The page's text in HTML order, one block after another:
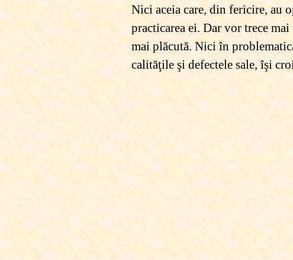
Nici aceia care, din fericire, au
practicarea ei. Dar vor trece
mai plăcută. Nici în
calităţile şi defectele sale, îşi